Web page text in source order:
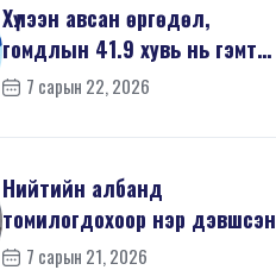
Хүлээн авсан өргөдөл,
гомдлын 41.9 хувь нь гэмт
хэргийн шинжтэй байв
7 сарын 22, 2026
Нийтийн албанд
томилогдохоор нэр дэвшсэн
370 иргэний урьдчилсан
7 сарын 21, 2026